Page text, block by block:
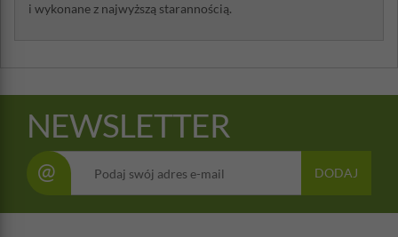
i wykonane z najwyższą starannością.
NEWSLETTER
@ DODAJ